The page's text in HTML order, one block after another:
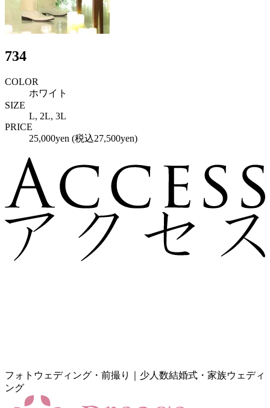
734
COLOR
ホワイト
SIZE
L, 2L, 3L
PRICE
25,000yen (税込27,500yen)
フォトウェディング・前撮り｜少人数結婚式・家族ウェディ
ング